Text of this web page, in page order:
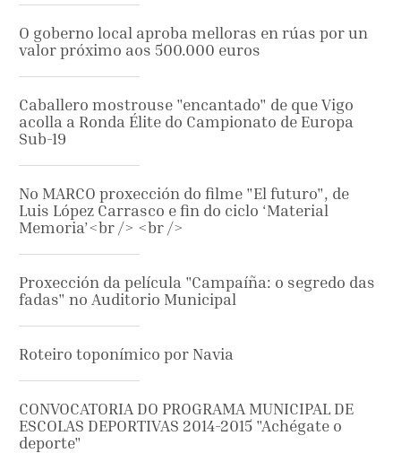
O goberno local aproba melloras en rúas por un
valor próximo aos 500.000 euros
Caballero mostrouse "encantado" de que Vigo
acolla a Ronda Élite do Campionato de Europa
Sub-19
No MARCO proxección do filme "El futuro", de
Luis López Carrasco e fin do ciclo ‘Material
Memoria’<br /> <br />
Proxección da película "Campaíña: o segredo das
fadas" no Auditorio Municipal
Roteiro toponímico por Navia
CONVOCATORIA DO PROGRAMA MUNICIPAL DE
ESCOLAS DEPORTIVAS 2014-2015 "Achégate o
deporte"